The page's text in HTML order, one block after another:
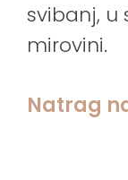
svibanj, u
mirovini.
Natrag